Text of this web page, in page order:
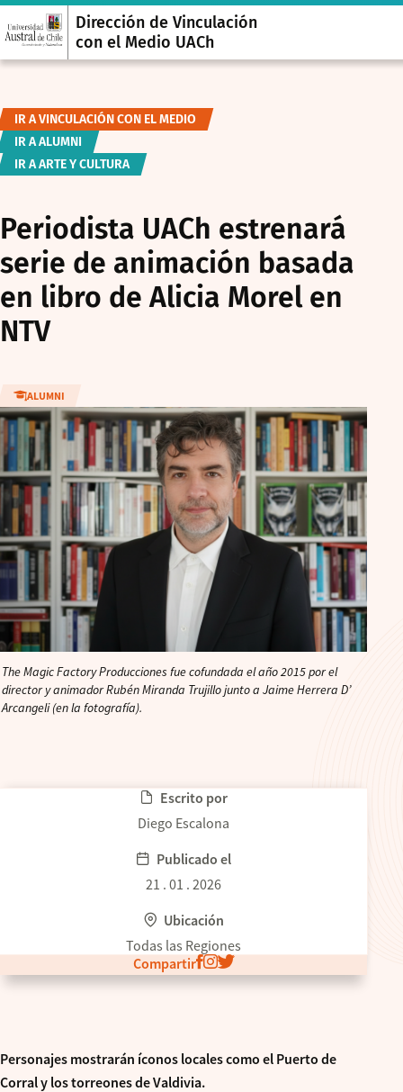
Dirección de Vinculación
con el Medio UACh
IR A VINCULACIÓN CON EL MEDIO
IR A ALUMNI
IR A ARTE Y CULTURA
Periodista UACh estrenará
serie de animación basada
en libro de Alicia Morel en
NTV
ALUMNI
The Magic Factory Producciones fue cofundada el año 2015 por el
director y animador Rubén Miranda Trujillo junto a Jaime Herrera D’
Arcangeli (en la fotografía).
Personajes mostrarán íconos locales como el Puerto de
Corral y los torreones de Valdivia.
Escrito por
Diego Escalona
Publicado el
21 . 01 . 2026
Ubicación
Todas las Regiones
Compartir